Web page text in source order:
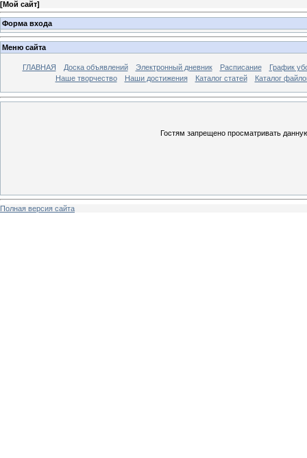
[Мой сайт]
Форма входа
Меню сайта
ГЛАВНАЯ Доска объявлений Электронный дневник Расписание
График
Наше творчество
Наши достижения Каталог статей Каталог
Гостям запрещено просматривать
Полная версия сайта